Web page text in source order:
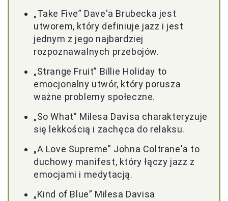
„Take Five” Dave'a Brubecka jest
utworem, który definiuje jazz i jest
jednym z jego najbardziej
rozpoznawalnych przebojów.
„Strange Fruit” Billie Holiday to
emocjonalny utwór, który porusza
ważne problemy społeczne.
„So What” Milesa Davisa charakteryzuje
się lekkością i zachęca do relaksu.
„A Love Supreme” Johna Coltrane'a to
duchowy manifest, który łączy jazz z
emocjami i medytacją.
„Kind of Blue” Milesa Davisa